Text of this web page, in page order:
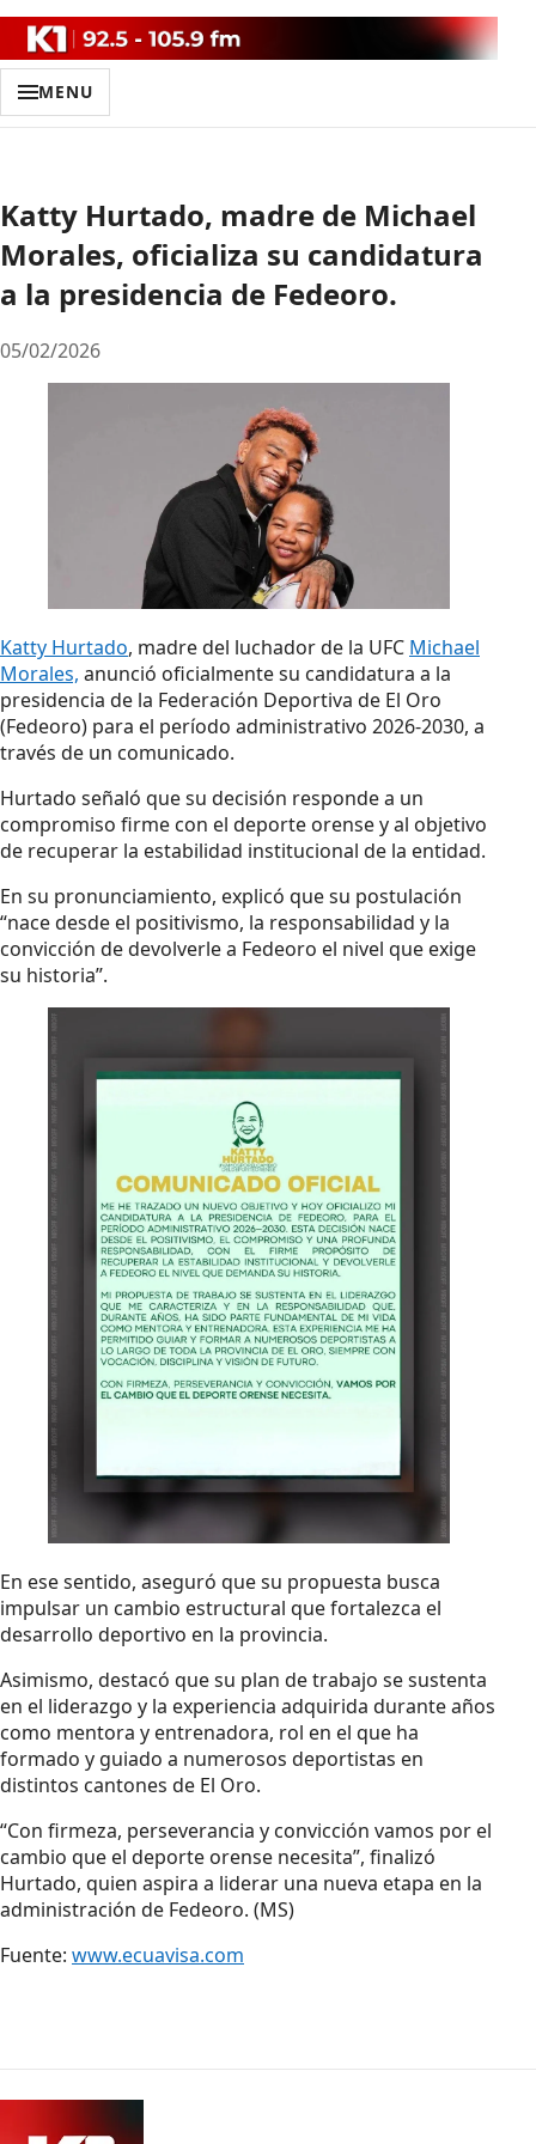
MENU
Katty Hurtado, madre de Michael
Morales, oficializa su candidatura
a la presidencia de Fedeoro.
05/02/2026
Katty Hurtado, madre del luchador de la UFC Michael
Morales, anunció oficialmente su candidatura a la
presidencia de la Federación Deportiva de El Oro
(Fedeoro) para el período administrativo 2026-2030, a
través de un comunicado.
Hurtado señaló que su decisión responde a un
compromiso firme con el deporte orense y al objetivo
de recuperar la estabilidad institucional de la entidad.
En su pronunciamiento, explicó que su postulación
“nace desde el positivismo, la responsabilidad y la
convicción de devolverle a Fedeoro el nivel que exige
su historia”.
En ese sentido, aseguró que su propuesta busca
impulsar un cambio estructural que fortalezca el
desarrollo deportivo en la provincia.
Asimismo, destacó que su plan de trabajo se sustenta
en el liderazgo y la experiencia adquirida durante años
como mentora y entrenadora, rol en el que ha
formado y guiado a numerosos deportistas en
distintos cantones de El Oro.
“Con firmeza, perseverancia y convicción vamos por el
cambio que el deporte orense necesita”, finalizó
Hurtado, quien aspira a liderar una nueva etapa en la
administración de Fedeoro. (MS)
Fuente: www.ecuavisa.com